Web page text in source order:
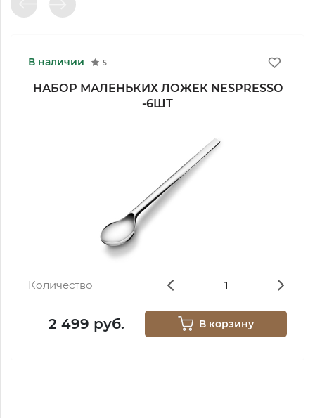
В наличии 5
НАБОР МАЛЕНЬКИХ ЛОЖЕК NESPRESSO
-6ШТ
Количество
2 499 руб. В корзину